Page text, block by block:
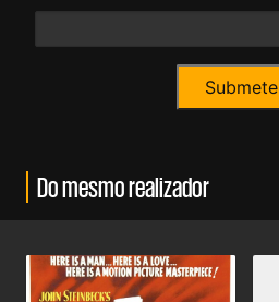
Do mesmo realizador